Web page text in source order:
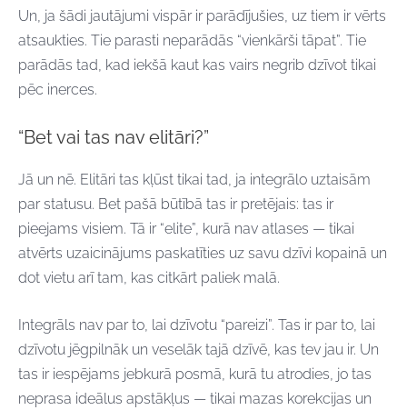
Un, ja šādi jautājumi vispār ir parādījušies, uz tiem ir vērts
atsaukties. Tie parasti neparādās “vienkārši tāpat”. Tie
parādās tad, kad iekšā kaut kas vairs negrib dzīvot tikai
pēc inerces.
“Bet vai tas nav elitāri?”
Jā un nē. Elitāri tas kļūst tikai tad, ja integrālo uztaisām
par statusu. Bet pašā būtībā tas ir pretējais: tas ir
pieejams visiem. Tā ir “elite”, kurā nav atlases — tikai
atvērts uzaicinājums paskatīties uz savu dzīvi kopainā un
dot vietu arī tam, kas citkārt paliek malā.
Integrāls nav par to, lai dzīvotu “pareizi”. Tas ir par to, lai
dzīvotu jēgpilnāk un veselāk tajā dzīvē, kas tev jau ir. Un
tas ir iespējams jebkurā posmā, kurā tu atrodies, jo tas
neprasa ideālus apstākļus — tikai mazas korekcijas un